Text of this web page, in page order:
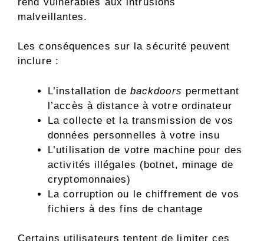
malveillantes.
Les conséquences sur la sécurité peuvent
inclure :
L’installation de backdoors permettant
l’accès à distance à votre ordinateur
La collecte et la transmission de vos
données personnelles à votre insu
L’utilisation de votre machine pour des
activités illégales (botnet, minage de
cryptomonnaies)
La corruption ou le chiffrement de vos
fichiers à des fins de chantage
Certains utilisateurs tentent de limiter ces